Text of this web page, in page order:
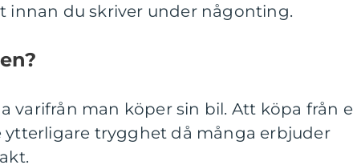
innan du skriver under någonting.
varifrån man köper sin bil. Att köpa från
ytterligare trygghet då många erbjuder